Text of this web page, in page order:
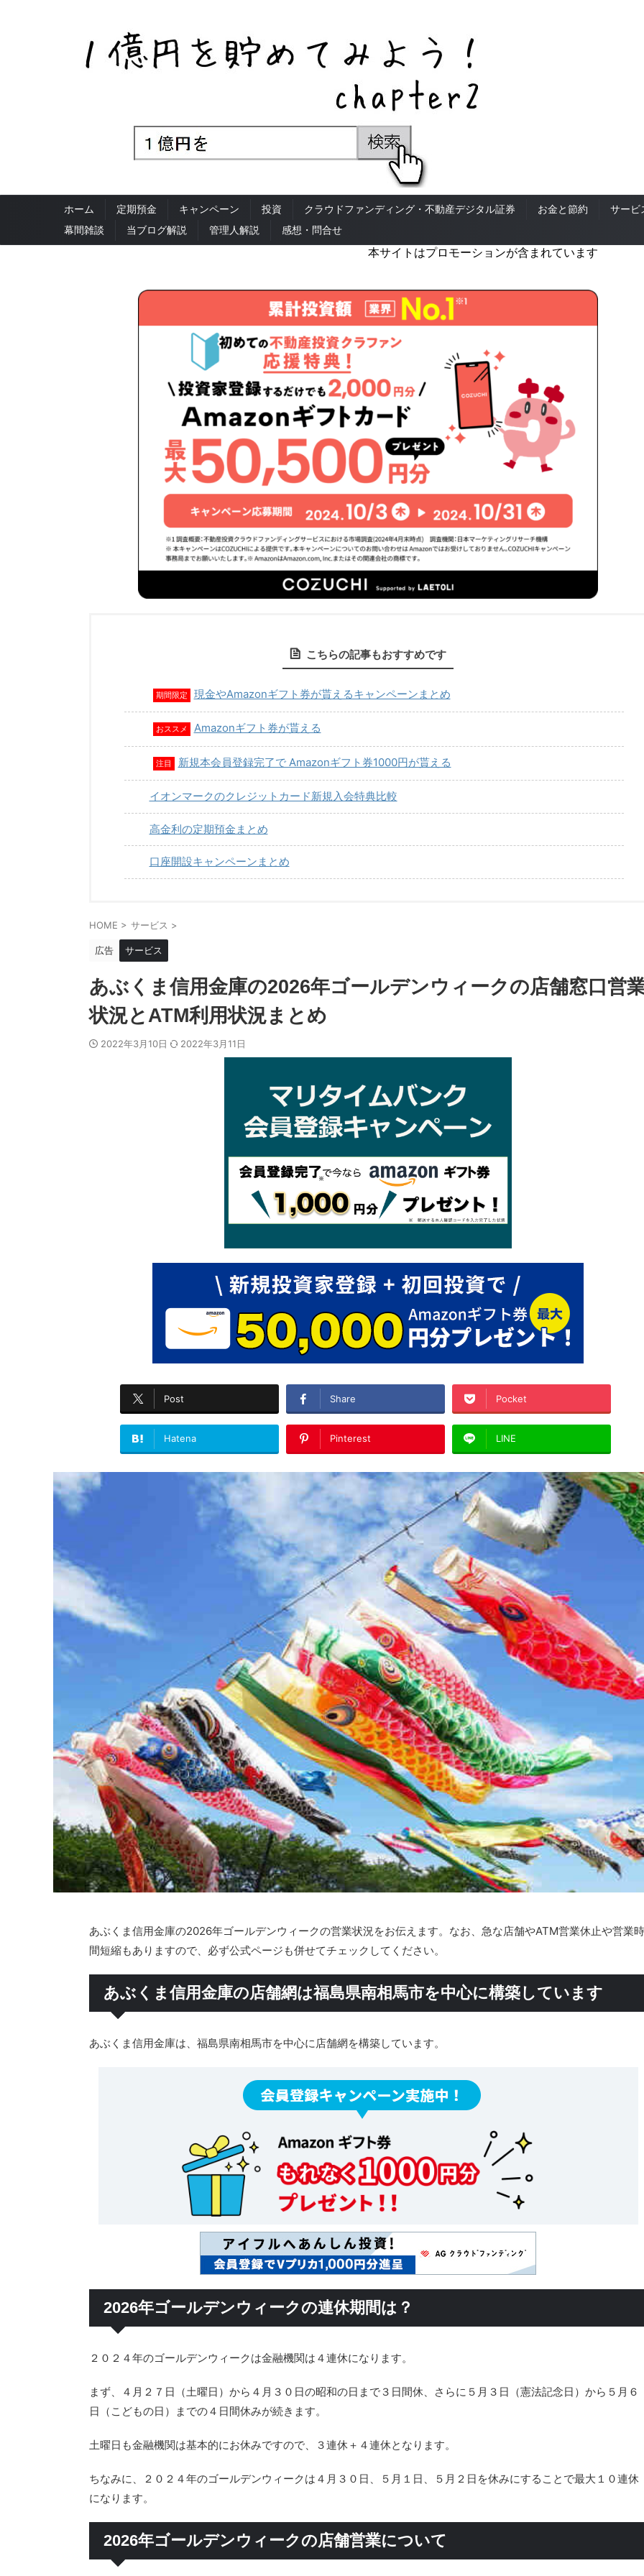
ホーム 定期預金 キャンペーン 投資 クラウドファンディング・不動産デジタル証券 お金と節約
サービ
幕間雑談
当ブログ解説 管理人解説 感想・問合せ
本サイトはプロモーションが含まれています
こちらの記事もおすすめです
期間限定 現金やAmazonギフト券が貰えるキャンペーンまとめ
おススメ Amazonギフト券が貰える
注目 新規本会員登録完了で Amazonギフト券1000円が貰える
イオンマークのクレジットカード新規入会特典比較
高金利の定期預金まとめ
口座開設キャンペーンまとめ
HOME > サービス >
広告 サービス
あぶくま信用金庫の2026年ゴールデンウィークの店舗窓口営
状況とATM利用状況まとめ
2022年3月10日 2022年3月11日
Post Share Pocket
Hatena Pinterest LINE
あぶくま信用金庫の2026年ゴールデンウィークの営業状況をお伝えます。なお、急な店舗やATM営業休止や営業時
間短縮もありますので、必ず公式ページも併せてチェックしてください。
あぶくま信用金庫の店舗網は福島県南相馬市を中心に構築しています
あぶくま信用金庫は、福島県南相馬市を中心に店舗網を構築しています。
2026年ゴールデンウィークの連休期間は？
２０２４年のゴールデンウィークは金融機関は４連休になります。
まず、４月２７日（土曜日）から４月３０日の昭和の日まで３日間休、さらに５月３日（憲法記念日）から５月６
日（こどもの日）までの４日間休みが続きます。
土曜日も金融機関は基本的にお休みですので、３連休＋４連休となります。
ちなみに、２０２４年のゴールデンウィークは４月３０日、５月１日、５月２日を休みにすることで最大１０連休
になります。
2026年ゴールデンウィークの店舗営業について